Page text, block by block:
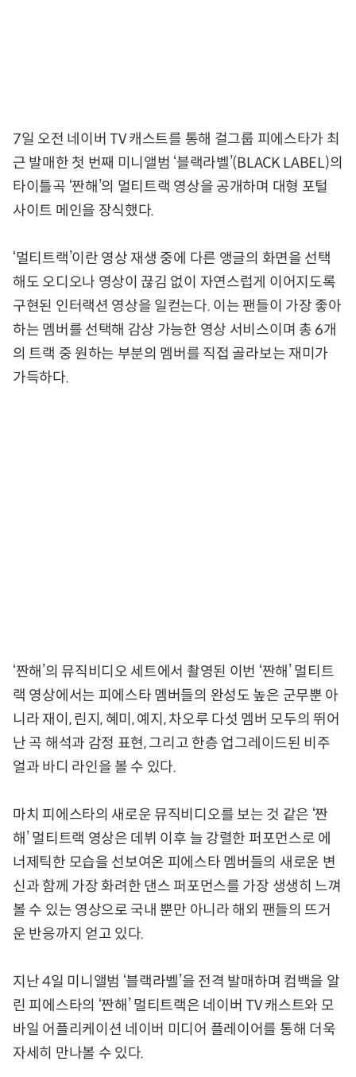
7일 오전 네이버 TV 캐스트를 통해 걸그룹 피에스타가 최
근 발매한 첫 번째 미니앨범 ‘블랙라벨’(BLACK LABEL)의
타이틀곡 ‘짠해’의 멀티트랙 영상을 공개하며 대형 포털
사이트 메인을 장식했다.
‘멀티트랙’이란 영상 재생 중에 다른 앵글의 화면을 선택
해도 오디오나 영상이 끊김 없이 자연스럽게 이어지도록
구현된 인터랙션 영상을 일컫는다. 이는 팬들이 가장 좋아
하는 멤버를 선택해 감상 가능한 영상 서비스이며 총 6개
의 트랙 중 원하는 부분의 멤버를 직접 골라보는 재미가
가득하다.
‘짠해’의 뮤직비디오 세트에서 촬영된 이번 ‘짠해’ 멀티트
랙 영상에서는 피에스타 멤버들의 완성도 높은 군무뿐 아
니라 재이, 린지, 혜미, 예지, 차오루 다섯 멤버 모두의 뛰어
난 곡 해석과 감정 표현, 그리고 한층 업그레이드된 비주
얼과 바디 라인을 볼 수 있다.
마치 피에스타의 새로운 뮤직비디오를 보는 것 같은 ‘짠
해’ 멀티트랙 영상은 데뷔 이후 늘 강렬한 퍼포먼스로 에
너제틱한 모습을 선보여온 피에스타 멤버들의 새로운 변
신과 함께 가장 화려한 댄스 퍼포먼스를 가장 생생히 느껴
볼 수 있는 영상으로 국내 뿐만 아니라 해외 팬들의 뜨거
운 반응까지 얻고 있다.
지난 4일 미니앨범 ‘블랙라벨’을 전격 발매하며 컴백을 알
린 피에스타의 ‘짠해’ 멀티트랙은 네이버 TV 캐스트와 모
바일 어플리케이션 네이버 미디어 플레이어를 통해 더욱
자세히 만나볼 수 있다.